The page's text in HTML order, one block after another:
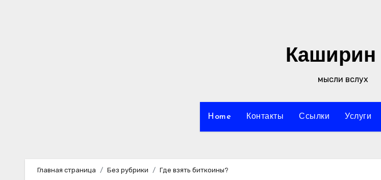
мысли вслух
Home Контакты Ссылки Услуги
Главная страница Без рубрики Где взять биткоины?